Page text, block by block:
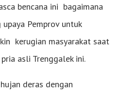
bencana ini bagaimana
Pemprov untuk
kerugian masyarakat saat
asli Trenggalek ini.
deras dengan